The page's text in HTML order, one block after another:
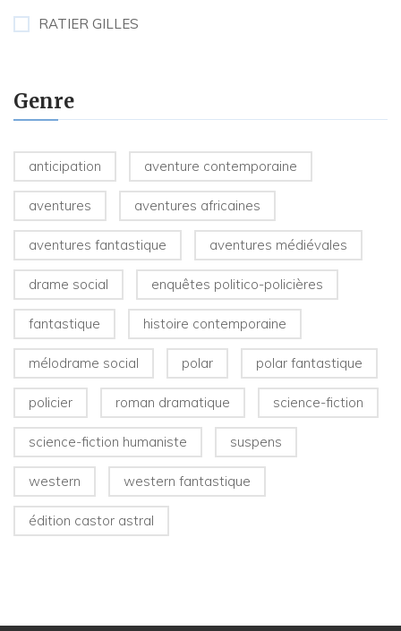
RATIER GILLES
Genre
anticipation aventure contemporaine
aventures aventures africaines
aventures fantastique aventures médiévales
drame social enquêtes politico-policières
fantastique histoire contemporaine
mélodrame social polar polar fantastique
policier roman dramatique science-fiction
science-fiction humaniste suspens
western western fantastique
édition castor astral